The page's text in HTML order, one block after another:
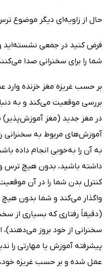
حال از زاویه‌ای دیگر موضوع
فرض کنید در جمعی نشسته‌اید
شما را برای سخنرانی صدا
بر حسب غریزه مغز خزنده وارد
بررسی موقعیت می‌کند و به
در مغز جدید (مغز آموزش‌پذیر)
آموزش‌های مربوط به سخنرانی
به آن را به‌خوبی انجام داده
داشته باشید، بدون هیچ
کنترل بدن شما را در آن
واگذار می‌کند و شما بدون هیچ
(دقیقاً رفتاری که بسیاری از
سخنرانی از خود بروز می‌دهند)،
پیشرفته آموزش یا مهارتی را
عمل شده و بر حسب غریزه خود،